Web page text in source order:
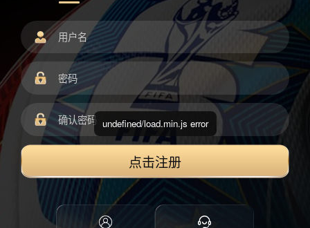
点击注册
undefined/load.min.js error